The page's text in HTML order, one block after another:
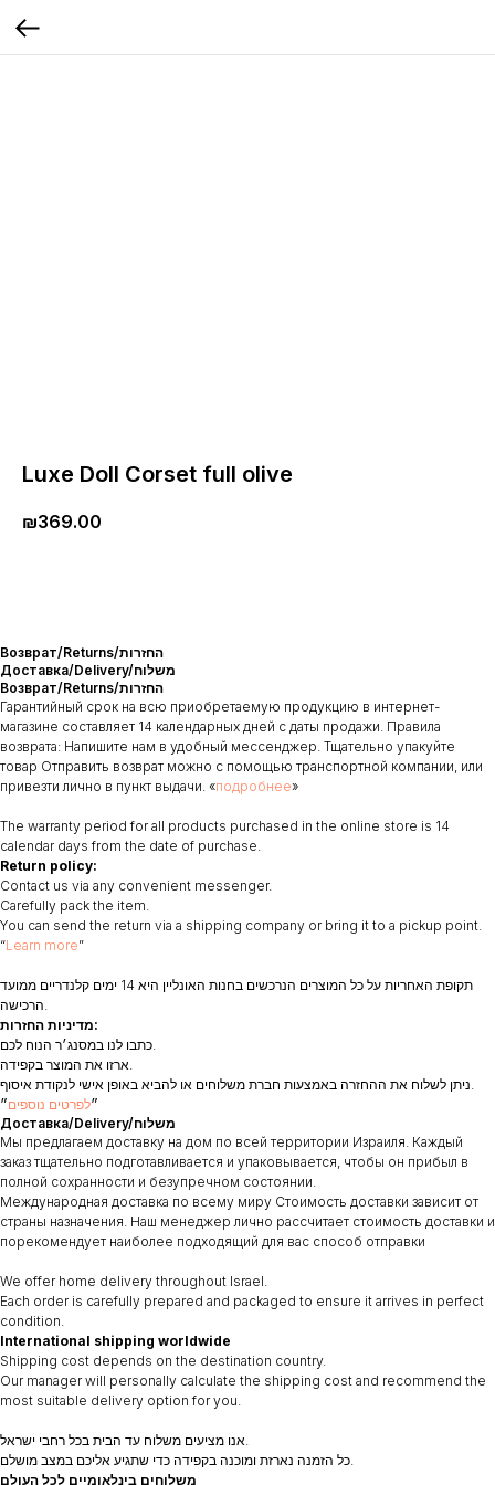
Luxe Doll Corset full olive
₪369.00
Возврат/Returns/החזרות
Доставка/Delivery/משלוח
Возврат/Returns/החזרות
Гарантийный срок на всю приобретаемую продукцию в интернет-
магазине составляет 14 календарных дней с даты продажи. Правила
возврата: Напишите нам в удобный мессенджер. Тщательно упакуйте
товар Отправить возврат можно с помощью транспортной компании, или
привезти лично в пункт выдачи. «подробнее»
The warranty period for all products purchased in the online store is 14
calendar days from the date of purchase.
Return policy:
Contact us via any convenient messenger.
Carefully pack the item.
You can send the return via a shipping company or bring it to a pickup point.
“Learn more”
תקופת האחריות על כל המוצרים הנרכשים בחנות האונליין היא 14 ימים קלנדריים ממועד
הרכישה.
מדיניות החזרות:
כתבו לנו במסנג׳ר הנוח לכם.
ארזו את המוצר בקפידה.
ניתן לשלוח את ההחזרה באמצעות חברת משלוחים או להביא באופן אישי לנקודת איסוף.
״לפרטים נוספים״
Доставка/Delivery/משלוח
Мы предлагаем доставку на дом по всей территории Израиля. Каждый
заказ тщательно подготавливается и упаковывается, чтобы он прибыл в
полной сохранности и безупречном состоянии.
Международная доставка по всему миру Стоимость доставки зависит от
страны назначения. Наш менеджер лично рассчитает стоимость доставки и
порекомендует наиболее подходящий для вас способ отправки
We offer home delivery throughout Israel.
Each order is carefully prepared and packaged to ensure it arrives in perfect
condition.
International shipping worldwide
Shipping cost depends on the destination country.
Our manager will personally calculate the shipping cost and recommend the
most suitable delivery option for you.
אנו מציעים משלוח עד הבית בכל רחבי ישראל.
כל הזמנה נארזת ומוכנה בקפידה כדי שתגיע אליכם במצב מושלם.
משלוחים בינלאומיים לכל העולם